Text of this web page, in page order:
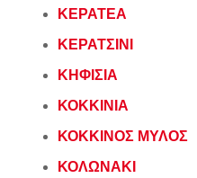
ΚΕΡΑΤΕΑ
ΚΕΡΑΤΣΙΝΙ
ΚΗΦΙΣΙΑ
ΚΟΚΚΙΝΙΑ
ΚΟΚΚΙΝΟΣ ΜΥΛΟΣ
ΚΟΛΩΝΑΚΙ